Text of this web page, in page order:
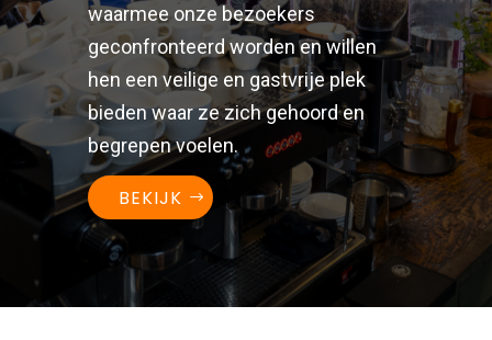
waarmee onze bezoekers
geconfronteerd worden en willen
hen een veilige en gastvrije plek
bieden waar ze zich gehoord en
begrepen voelen.
BEKIJK